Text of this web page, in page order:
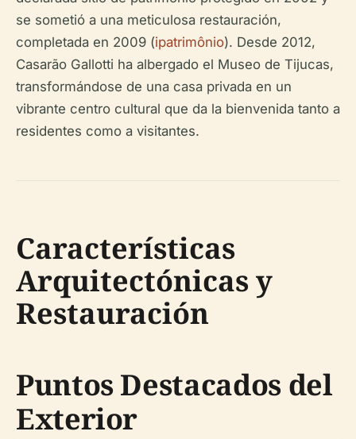
se sometió a una meticulosa restauración,
completada en 2009 (ipatrimônio). Desde 2012,
Casarão Gallotti ha albergado el Museo de Tijucas,
transformándose de una casa privada en un
vibrante centro cultural que da la bienvenida tanto a
residentes como a visitantes.
Características
Arquitectónicas y
Restauración
Puntos Destacados del
Exterior